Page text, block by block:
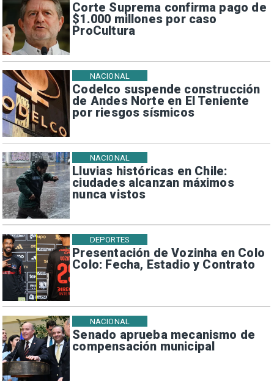
Corte Suprema confirma pago de
$1.000 millones por caso
ProCultura
Codelco suspende construcción
de Andes Norte en El Teniente
por riesgos sísmicos
NACIONAL
Lluvias históricas en Chile:
ciudades alcanzan máximos
nunca vistos
NACIONAL
Presentación de Vozinha en Colo
Colo: Fecha, Estadio y Contrato
DEPORTES
Senado aprueba mecanismo de
compensación municipal
NACIONAL